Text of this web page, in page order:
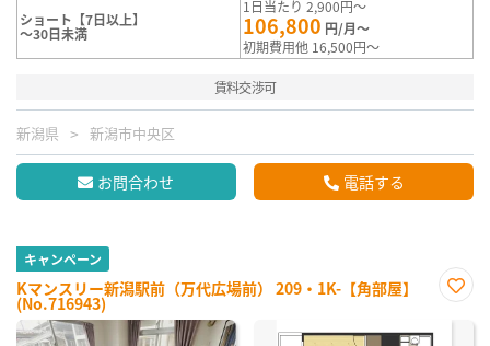
ショート【7日以上】
～30日未満
1日当たり 2,900円～
106,800 円/月～
初期費用他 16,500円～
賃料交渉可
新潟県 新潟市中央区
お問合わせ 電話する
キャンペーン
Kマンスリー新潟駅前（万代広場前） 209・1K-【角部屋】
(No.716943)
に入